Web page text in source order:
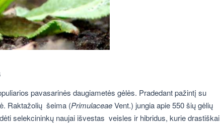
pavasarinės daugiametės gėlės. Pradedant pažintį su
Raktažolių šeima (PrimulaceaeVent.) jungia apie 550 šių gėlių
selekcininkų naujai išvestas veisles ir hibridus, kurie drastiškai